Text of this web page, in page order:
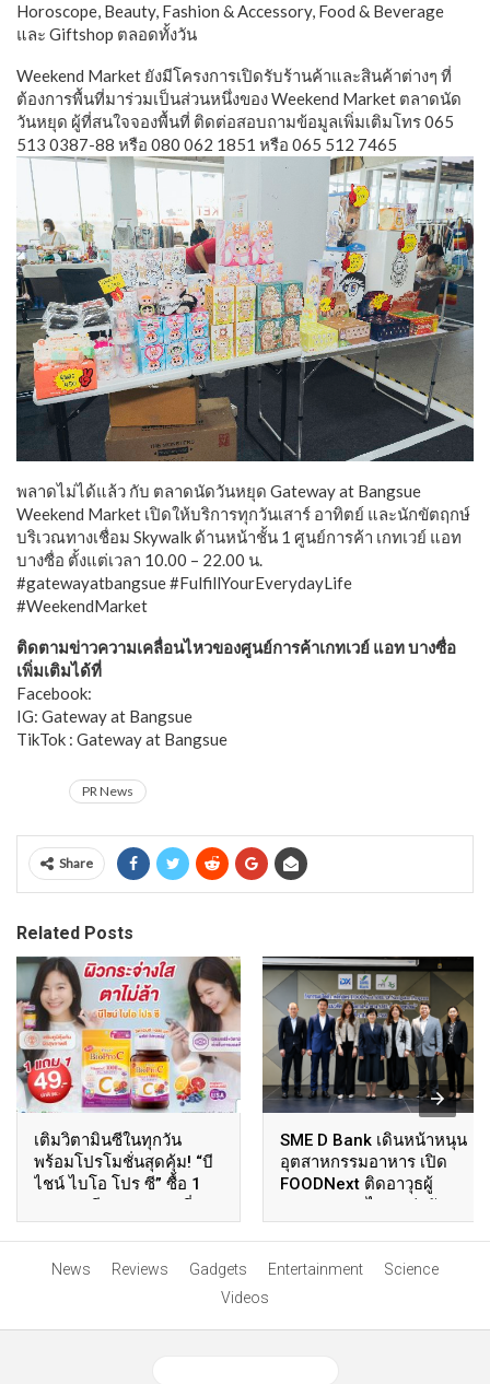
Horoscope, Beauty, Fashion & Accessory, Food & Beverage
และ Giftshop ตลอดทั้งวัน
Weekend Market ยังมีโครงการเปิดรับร้านค้าและสินค้าต่างๆ ที่
ต้องการพื้นที่มาร่วมเป็นส่วนหนึ่งของ Weekend Market ตลาดนัด
วันหยุด ผู้ที่สนใจจองพื้นที่ ติดต่อสอบถามข้อมูลเพิ่มเติมโทร 065
513 0387-88 หรือ 080 062 1851 หรือ 065 512 7465
พลาดไม่ได้แล้ว กับ ตลาดนัดวันหยุด Gateway at Bangsue
Weekend Market เปิดให้บริการทุกวันเสาร์ อาทิตย์ และนักขัตฤกษ์
บริเวณทางเชื่อม Skywalk ด้านหน้าชั้น 1 ศูนย์การค้า เกทเวย์ แอท
บางซื่อ ตั้งแต่เวลา 10.00 – 22.00 น.
#gatewayatbangsue #FulfillYourEverydayLife
#WeekendMarket
ติดตามข่าวความเคลื่อนไหวของศูนย์การค้าเกทเวย์ แอท บางซื่อ
เพิ่มเติมได้ที่
Facebook:
IG: Gateway at Bangsue
TikTok : Gateway at Bangsue
PR News
Share
Related Posts
เติมวิตามินซีในทุกวัน
พร้อมโปรโมชั่นสุดคุ้ม! “บี
ไชน์ ไบโอ โปร ซี” ซื้อ 1
แถม 1 เพียง 49 บาท ที่เซ
เว่น อีเลฟเว่น ถึง 23 ส.ค. นี้
SME D Bank เดินหน้าหนุน
อุตสาหกรรมอาหาร เปิด
FOODNext ติดอาวุธผู้
ประกอบการไทยแข่งขัน
เวทีโลก
News Reviews Gadgets Entertainment
Science
Videos